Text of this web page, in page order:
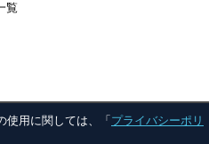
覧
使用に関しては、「プライバシーポリ